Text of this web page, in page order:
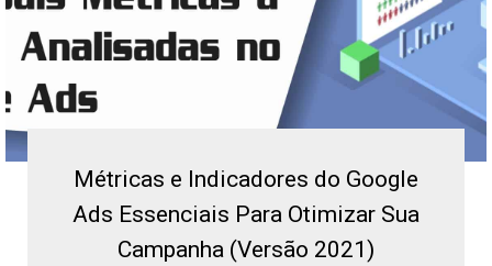
Métricas e Indicadores do Google
Ads Essenciais Para Otimizar Sua
Campanha (Versão 2021)